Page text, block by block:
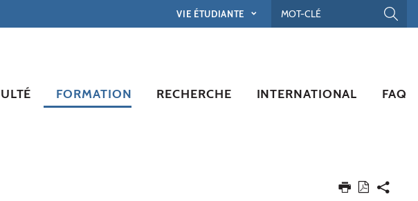
VIE ÉTUDIANTE
FORMATION RECHERCHE INTERNATIONAL FAQ